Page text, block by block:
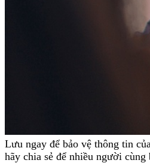
Lưu ngay để bảo vệ thông tin
hãy chia sẻ để nhiều người cùng